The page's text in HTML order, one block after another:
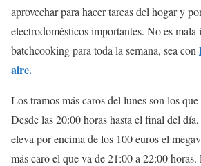
aprovechar para hacer tareas del hogar y
electrodomésticos importantes. No es mala
batchcooking para toda la semana, sea con
aire.
Los tramos más caros del lunes son los
Desde las 20:00 horas hasta el final del
eleva por encima de los 100 euros el
más caro el que va de 21:00 a 22:00 horas.